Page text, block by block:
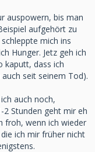
auspowern, bis man
aufgehört zu
mich ins
Hunger. Jetz geh ich
kaputt, dass ich
seit seinem Tod).
auch noch,
2 Stunden geht mir eh
froh, wenn ich wieder
ich mir früher nicht